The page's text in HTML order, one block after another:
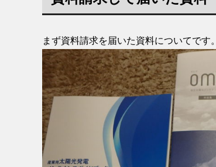
まず資料請求を届いた資料についてです。